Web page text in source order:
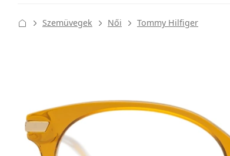
Szemüvegek Női Tommy Hilfiger